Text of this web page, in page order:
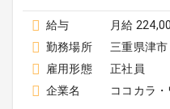
給与
月給
勤務場所
三重県津市
雇用形態
正社員
企業名
ココカラ